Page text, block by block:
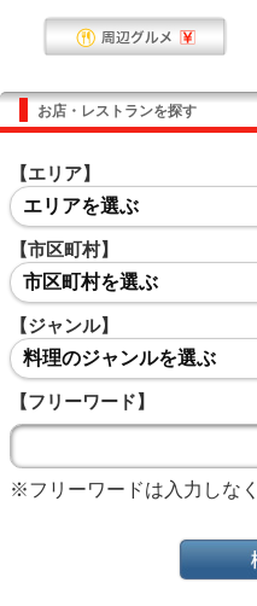
お店・レストランを探す
【エリア】
エリアを選ぶ
【市区町村】
市区町村を選ぶ
【ジャンル】
料理のジャンルを選ぶ
【フリーワード】
※フリーワードは入力しな